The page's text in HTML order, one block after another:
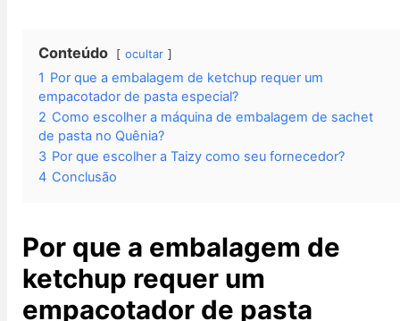
Conteúdo ocultar
1 Por que a embalagem de ketchup requer um
empacotador de pasta especial?
2 Como escolher a máquina de embalagem de sachet
de pasta no Quênia?
3 Por que escolher a Taizy como seu fornecedor?
4 Conclusão
Por que a embalagem de
ketchup requer um
empacotador de pasta